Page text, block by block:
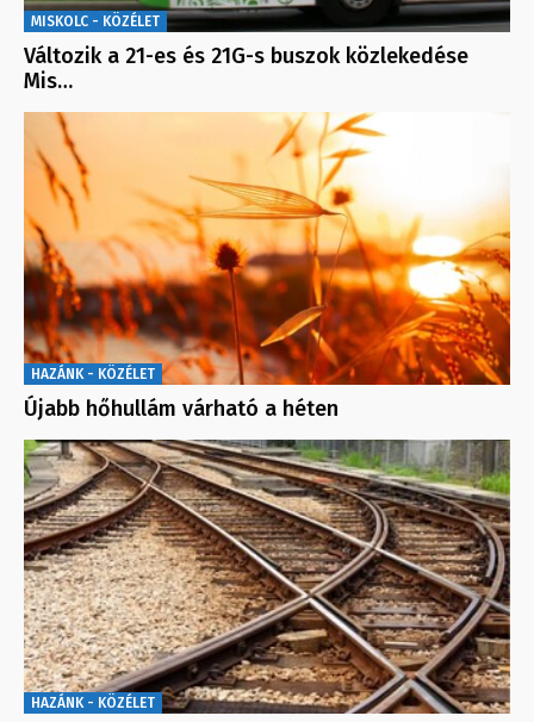
MISKOLC - KÖZÉLET
Változik a 21-es és 21G-s buszok közlekedése
Mis…
HAZÁNK - KÖZÉLET
Újabb hőhullám várható a héten
HAZÁNK - KÖZÉLET